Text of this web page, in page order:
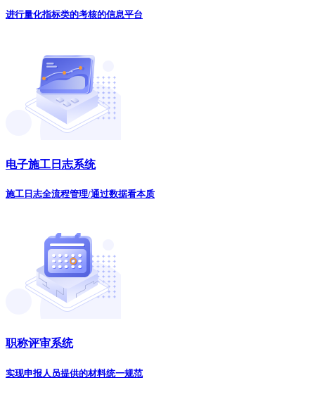
进行量化指标类的考核的信息平台
电子施工日志系统
施工日志全流程管理/通过数据看本质
职称评审系统
实现申报人员提供的材料统一规范